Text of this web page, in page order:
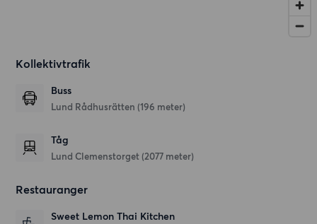
Kollektivtrafik
Buss
Lund Rådhusrätten (196 meter)
Tåg
Lund Clemenstorget (2077 meter)
Restauranger
Sweet Lemon Thai Kitchen